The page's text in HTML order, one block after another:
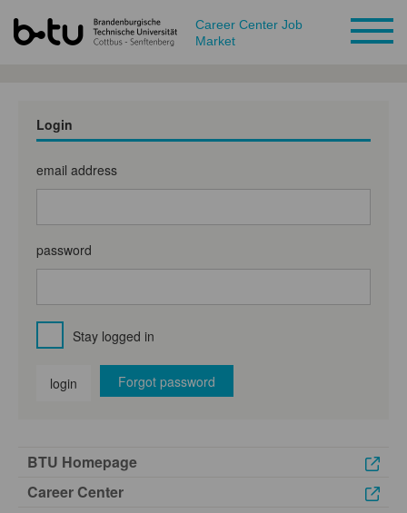
Career Center Job
Market
Login
email address
password
Stay logged in
login Forgot password
BTU Homepage
Career Center